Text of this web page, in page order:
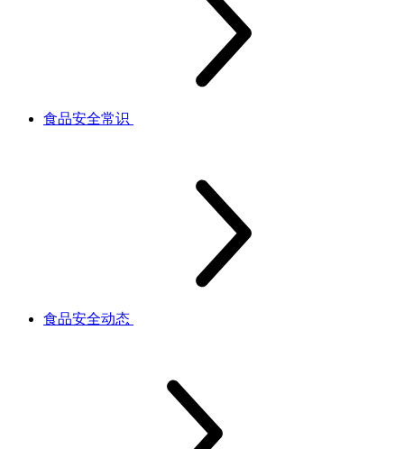
食品安全常识
食品安全动态